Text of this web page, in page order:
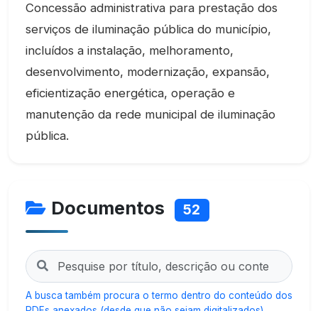
Concessão administrativa para prestação dos
serviços de iluminação pública do município,
incluídos a instalação, melhoramento,
desenvolvimento, modernização, expansão,
eficientização energética, operação e
manutenção da rede municipal de iluminação
pública.
Documentos 52
A busca também procura o termo dentro do conteúdo dos